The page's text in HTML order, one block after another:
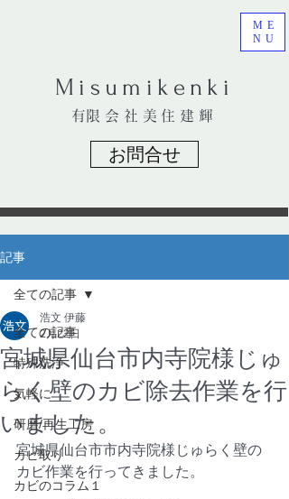
​Misumikenki
​有限会社美住建輝
お問合せ
ME
NU
記事
全ての記事
特殊洗浄
気軽に
研磨/再生工房
カビ取り
カビのコラム１
全ての記事
宮城県仙台市内寺院様じゅ
らく壁のカビ除去作業を行
いました。
浩文 伊藤
2月22日
宮城県仙台市市内寺院様じゅらく壁の
カビ作業を行ってきました。